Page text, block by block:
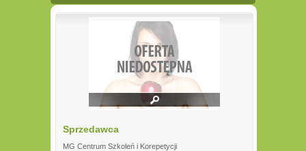
Sprzedawca
MG Centrum Szkoleń i Korepetycji